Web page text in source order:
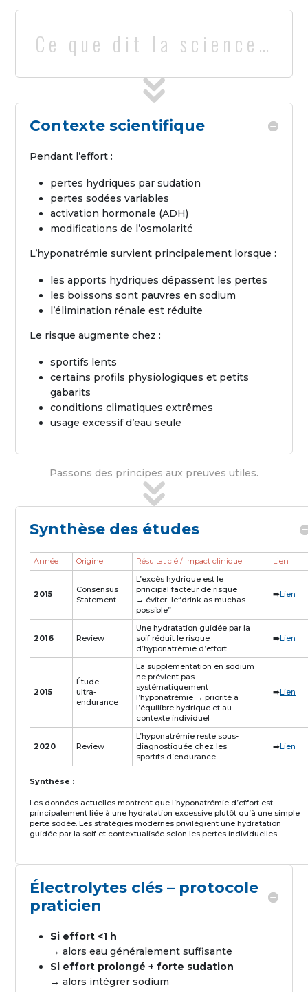
Ce que dit la science…
Contexte scientifique
Pendant l’effort :
pertes hydriques par sudation
pertes sodées variables
activation hormonale (ADH)
modifications de l’osmolarité
L’hyponatrémie survient principalement lorsque :
les apports hydriques dépassent les pertes
les boissons sont pauvres en sodium
l’élimination rénale est réduite
Le risque augmente chez :
sportifs lents
certains profils physiologiques et petits
gabarits
conditions climatiques extrêmes
usage excessif d’eau seule
Passons des principes aux preuves utiles.
Synthèse des études
Année Origine Résultat clé / Impact clinique Lien
2015
Consensus
Statement
L’excès hydrique est le
principal facteur de risque
→ éviter le“drink as muchas
possible”
➡️Lien
2016 Review
Une hydratation guidée par la
soif réduit le risque
d’hyponatrémie d’effort
➡️Lien
2015
Étude
ultra-
endurance
La supplémentation en sodium
ne prévient pas
systématiquement
l’hyponatrémie → priorité à
l’équilibre hydrique et au
contexte individuel
➡️Lien
2020 Review
L’hyponatrémie reste sous-
diagnostiquée chez les
sportifs d’endurance
➡️Lien
Synthèse :
Les données actuelles montrent que l’hyponatrémie d’effort est
principalement liée à une hydratation excessive plutôt qu’à une simple
perte sodée. Les stratégies modernes privilégient une hydratation
guidée par la soif et contextualisée selon les pertes individuelles.
Électrolytes clés – protocole
praticien
Si effort <1 h
→ alors eau généralement suffisante
Si effort prolongé + forte sudation
→ alors intégrer sodium